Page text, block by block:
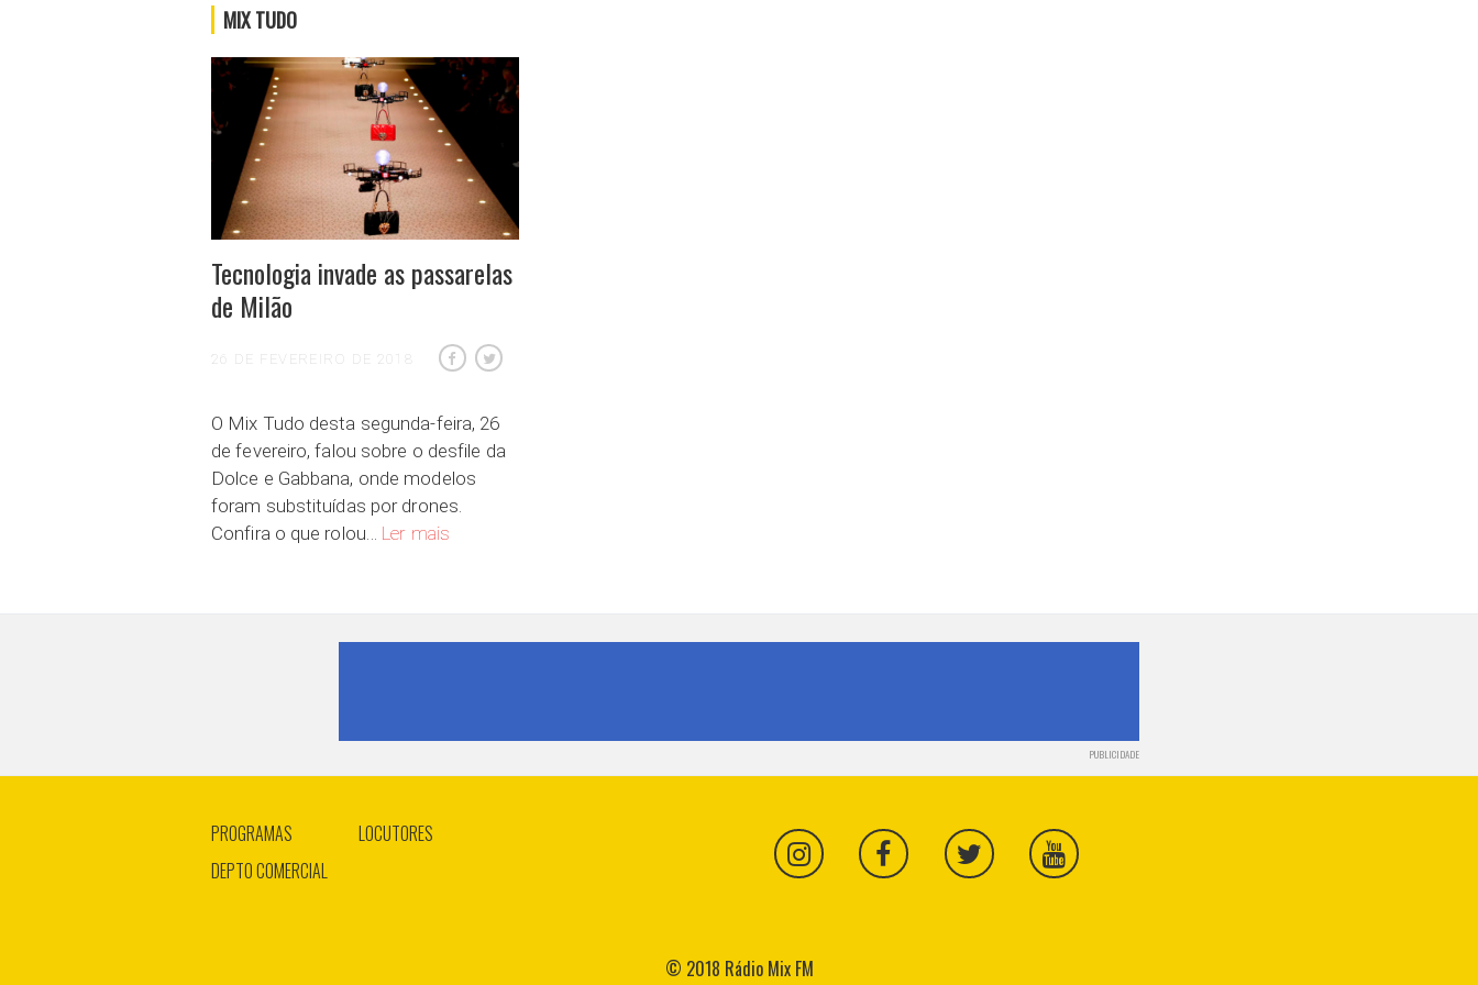
MIX TUDO
Tecnologia invade as passarelas
de Milão
26 DE FEVEREIRO DE 2018
O Mix Tudo desta segunda-feira, 26
de fevereiro, falou sobre o desfile da
Dolce e Gabbana, onde modelos
foram substituídas por drones.
Confira o que rolou… Ler mais
PUBLICIDADE
PROGRAMAS
LOCUTORES
DEPTO COMERCIAL
© 2018 Rádio Mix FM